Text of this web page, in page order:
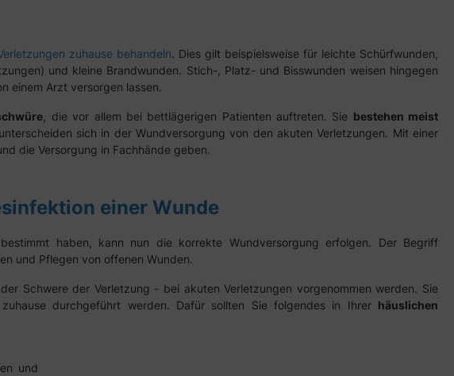
zuhause behandeln. Dies gilt beispielsweise für leichte Schürfwunden,
und kleine Brandwunden. Stich-, Platz- und Bisswunden weisen hingegen
einem Arzt versorgen lassen.
, die vor allem bei bettlägerigen Patienten auftreten. Sie bestehen meist
sich in der Wundversorgung von den akuten Verletzungen. Mit einer
die Versorgung in Fachhände geben.
einer Wunde
haben, kann nun die korrekte Wundversorgung erfolgen. Der Begriff
und Pflegen von offenen Wunden.
Schwere der Verletzung - bei akuten Verletzungen vorgenommen werden. Sie
durchgeführt werden. Dafür sollten Sie folgendes in Ihrer häuslichen
und